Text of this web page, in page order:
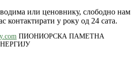
или ценовнику, слободно нам
контактирати у року од 24 сата.
ПИОНИОРСКА ПАМЕТНА